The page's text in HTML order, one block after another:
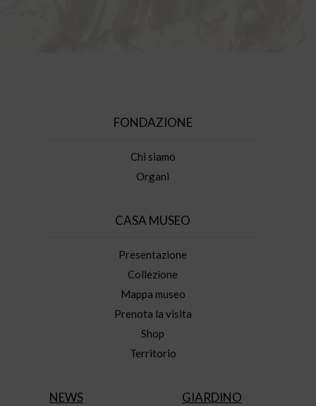
FONDAZIONE
Chi siamo
Organi
CASA MUSEO
Presentazione
Collezione
Mappa museo
Prenota la visita
Shop
Territorio
NEWS GIARDINO